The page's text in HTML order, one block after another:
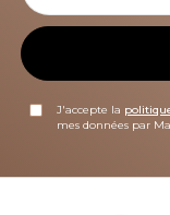
J'accepte la
mes données par